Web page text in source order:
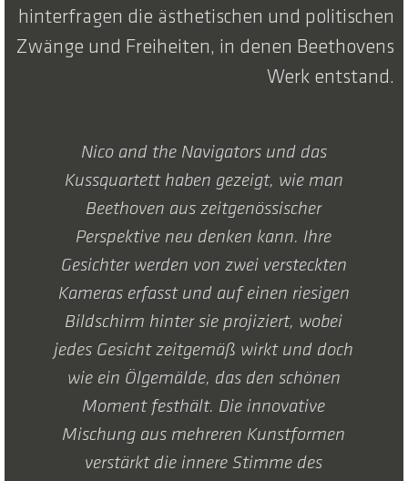
hinterfragen die ästhetischen und politischen
Zwänge und Freiheiten, in denen Beethovens
Werk entstand.
Nico and the Navigators und das
Kussquartett haben gezeigt, wie man
Beethoven aus zeitgenössischer
Perspektive neu denken kann. Ihre
Gesichter werden von zwei versteckten
Kameras erfasst und auf einen riesigen
Bildschirm hinter sie projiziert, wobei
jedes Gesicht zeitgemäß wirkt und doch
wie ein Ölgemälde, das den schönen
Moment festhält. Die innovative
Mischung aus mehreren Kunstformen
verstärkt die innere Stimme des